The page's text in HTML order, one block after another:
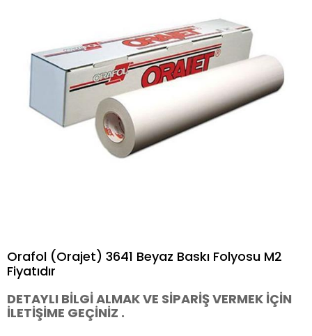
Orafol (Orajet) 3641 Beyaz Baskı Folyosu M2
Fiyatıdır
DETAYLI BİLGİ ALMAK VE SİPARİŞ VERMEK İÇİN
İLETİŞİME GEÇİNİZ .